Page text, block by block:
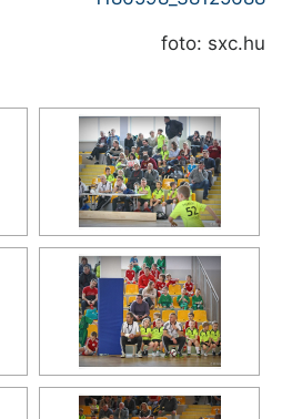
foto: sxc.hu